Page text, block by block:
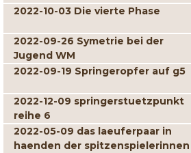
2022-10-03 Die vierte Phase
2022-09-26 Symetrie bei der
Jugend WM
2022-09-19 Springeropfer auf g5
2022-12-09 springerstuetzpunkt
reihe 6
2022-05-09 das laeuferpaar in
haenden der spitzenspielerinnen